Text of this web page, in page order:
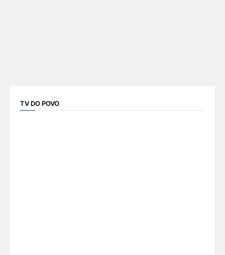
TV DO POVO